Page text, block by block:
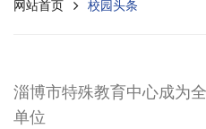
网站首页 校园头条
淄博市特殊教育中心成为
单位